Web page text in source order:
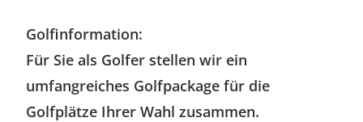
Golfinformation:
Für Sie als Golfer stellen wir ein
umfangreiches Golfpackagefür die
Golfplätze Ihrer Wahl zusammen.